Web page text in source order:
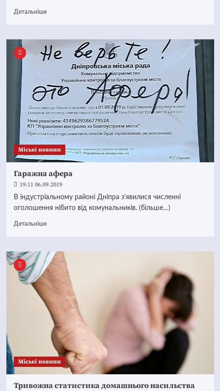
Детальніше
Mіські новини
Гаражна афера
19:11 06.09.2019
В індустріальному районі Дніпра з'явилися численні
оголошення нібито від комунальників. (більше…)
Детальніше
Mіські новини
Тривожна статистика домашнього насильства